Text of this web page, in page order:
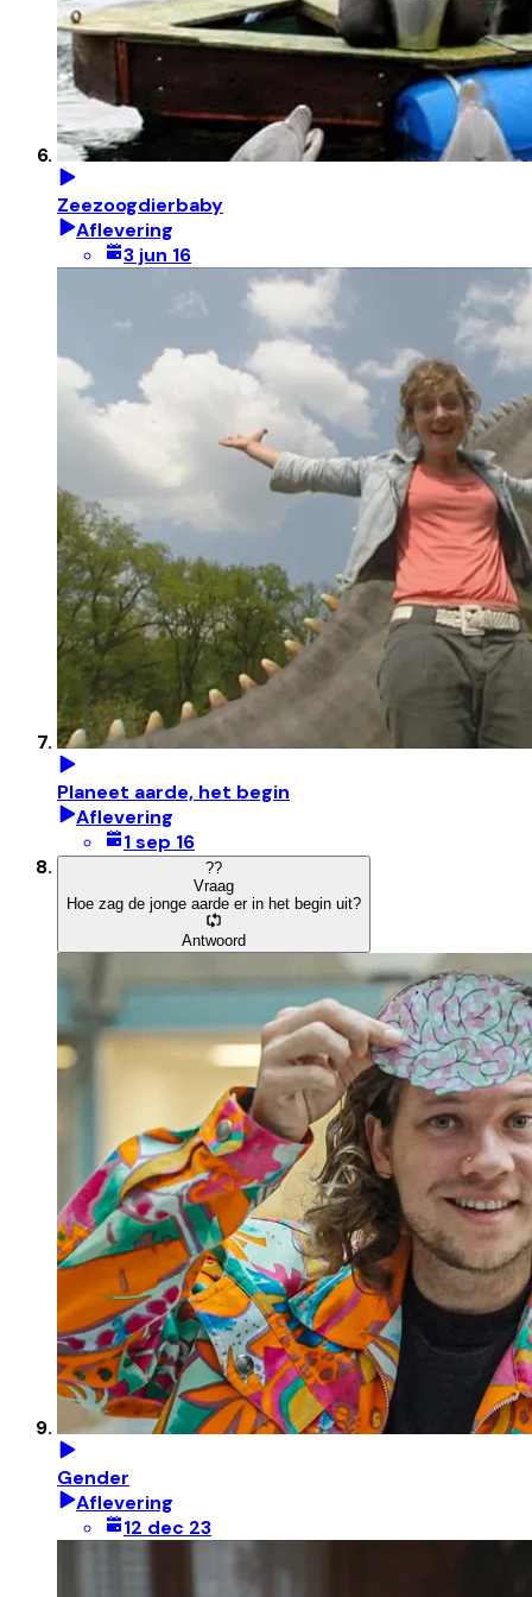
Zeezoogdierbaby
Aflevering
3 jun 16
Planeet aarde, het begin
Aflevering
1 sep 16
??
Vraag
Hoe zag de jonge aarde er in het begin uit?
Antwoord
Gender
Aflevering
12 dec 23